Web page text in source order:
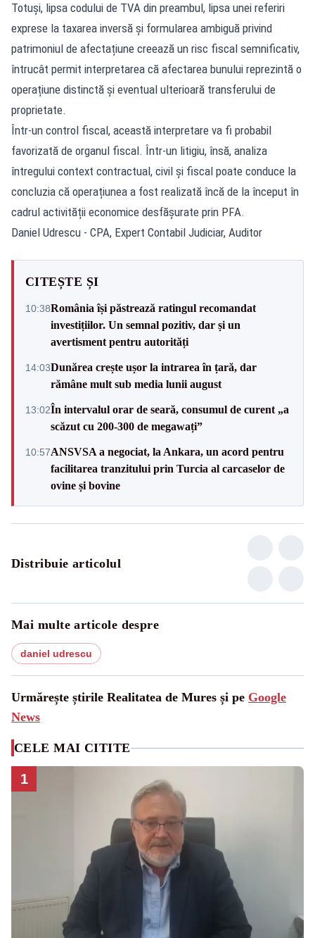
Totuși, lipsa codului de TVA din preambul, lipsa unei referiri
exprese la taxarea inversă și formularea ambiguă privind
patrimoniul de afectațiune creează un risc fiscal semnificativ,
întrucât permit interpretarea că afectarea bunului reprezintă o
operațiune distinctă și eventual ulterioară transferului de
proprietate.
Într-un control fiscal, această interpretare va fi probabil
favorizată de organul fiscal. Într-un litigiu, însă, analiza
întregului context contractual, civil și fiscal poate conduce la
concluzia că operațiunea a fost realizată încă de la început în
cadrul activității economice desfășurate prin PFA.
Daniel Udrescu - CPA, Expert Contabil Judiciar, Auditor
CITEȘTE ȘI
10:38România își păstrează ratingul recomandat
investițiilor. Un semnal pozitiv, dar și un
avertisment pentru autorități
14:03Dunărea crește ușor la intrarea în țară, dar
rămâne mult sub media lunii august
13:02În intervalul orar de seară, consumul de curent „a
scăzut cu 200-300 de megawați”
10:57ANSVSA a negociat, la Ankara, un acord pentru
facilitarea tranzitului prin Turcia al carcaselor de
ovine și bovine
Distribuie articolul
Mai multe articole despre
daniel udrescu
Urmărește știrile Realitatea de Mures și pe Google
News
CELE MAI CITITE
1